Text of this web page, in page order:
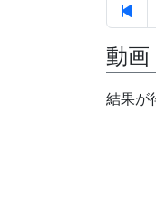
動画
結果が